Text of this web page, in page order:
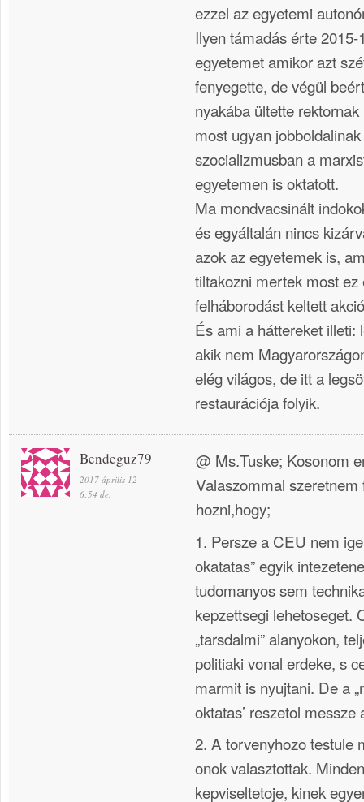
ezzel az egyetemi
Ilyen támadás érte
egyetemet amikor azt
fenyegette, de végül
nyakába ültette
most ugyan
szocializmusban a
egyetemen is oktatott.
Ma mondvacsinált
és egyáltalán nincs
azok az egyetemek is,
tiltakozni mertek most
felháborodást keltett
És ami a háttereket illeti:
akik nem
elég világos, de itt a
restaurációja folyik.
Bendeguz79
2017 április 12
6:54 de.
@ Ms.Tuske; Kosonom
Valaszommal szeretnem
hozni,hogy;
1. Persze a CEU nem
okatatas” egyik
tudomanyos sem
kepzettsegi lehetoseget.
„tarsdalmi” alanyokon,
politiaki vonal erdeke, s
marmit is nyujtani. De a
oktatas’ reszetol messze
2. A torvenyhozo testule
onok valasztottak.
kepviseltetoje, kinek